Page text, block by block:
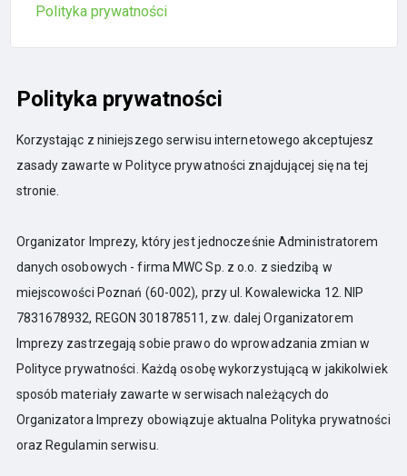
Polityka prywatności
Polityka prywatności
Korzystając z niniejszego serwisu internetowego akceptujesz
zasady zawarte w Polityce prywatności znajdującej się na tej
stronie.
Organizator Imprezy, który jest jednocześnie Administratorem
danych osobowych - firma MWC Sp. z o.o. z siedzibą w
miejscowości Poznań (60-002), przy ul. Kowalewicka 12. NIP
7831678932, REGON 301878511, zw. dalej Organizatorem
Imprezy zastrzegają sobie prawo do wprowadzania zmian w
Polityce prywatności. Każdą osobę wykorzystującą w jakikolwiek
sposób materiały zawarte w serwisach należących do
Organizatora Imprezy obowiązuje aktualna Polityka prywatności
oraz Regulamin serwisu.